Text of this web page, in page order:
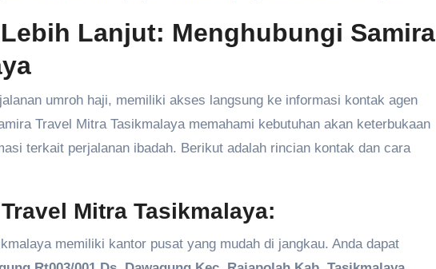
Lanjut: Menghubungi Samira
umroh haji, memiliki akses langsung ke informasi kontak agen
Travel Mitra Tasikmalaya memahami kebutuhan akan keterbukaan
terkait perjalanan ibadah. Berikut adalah rincian kontak dan cara
Mitra Tasikmalaya:
memiliki kantor pusat yang mudah di jangkau. Anda dapat